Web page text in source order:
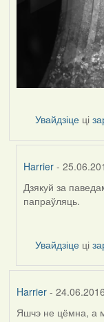
Увайдзіце ці
Harrier -
In
reply
Дарья
Дзякуй за
папраўляць.
Увайдзіце ці
Harrier-
Яшчэ не цёмна, а